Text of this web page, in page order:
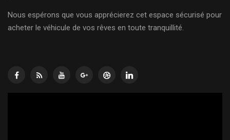
Nous espérons que vous apprécierez cet espace sécurisé pour
acheter le véhicule de vos rêves en toute tranquillité.